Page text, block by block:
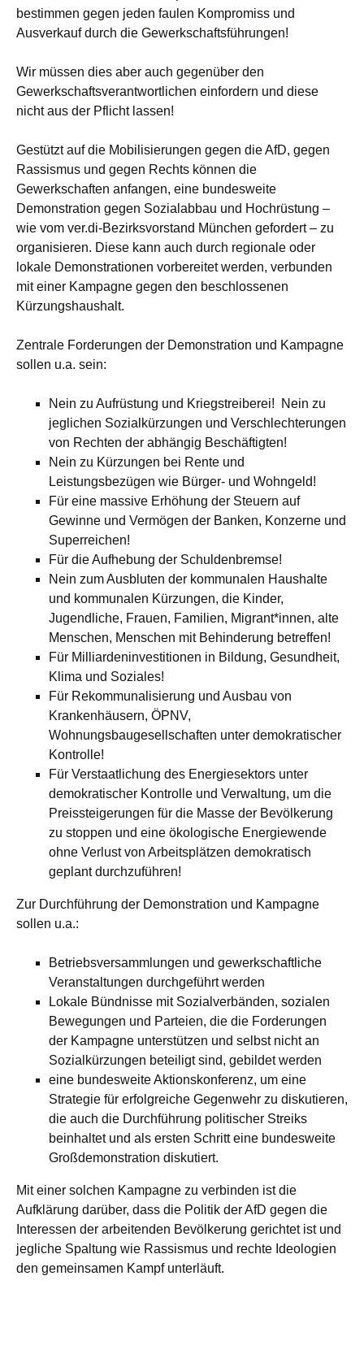
bestimmen gegen jeden faulen Kompromiss und
Ausverkauf durch die Gewerkschaftsführungen!
Wir müssen dies aber auch gegenüber den
Gewerkschaftsverantwortlichen einfordern und diese
nicht aus der Pflicht lassen!
Gestützt auf die Mobilisierungen gegen die AfD, gegen
Rassismus und gegen Rechts können die
Gewerkschaften anfangen, eine bundesweite
Demonstration gegen Sozialabbau und Hochrüstung –
wie vom ver.di-Bezirksvorstand München gefordert – zu
organisieren. Diese kann auch durch regionale oder
lokale Demonstrationen vorbereitet werden, verbunden
mit einer Kampagne gegen den beschlossenen
Kürzungshaushalt.
Zentrale Forderungen der Demonstration und Kampagne
sollen u.a. sein:
Nein zu Aufrüstung und Kriegstreiberei! Nein zu
jeglichen Sozialkürzungen und Verschlechterungen
von Rechten der abhängig Beschäftigten!
Nein zu Kürzungen bei Rente und
Leistungsbezügen wie Bürger- und Wohngeld!
Für eine massive Erhöhung der Steuern auf
Gewinne und Vermögen der Banken, Konzerne und
Superreichen!
Für die Aufhebung der Schuldenbremse!
Nein zum Ausbluten der kommunalen Haushalte
und kommunalen Kürzungen, die Kinder,
Jugendliche, Frauen, Familien, Migrant*innen, alte
Menschen, Menschen mit Behinderung betreffen!
Für Milliardeninvestitionen in Bildung, Gesundheit,
Klima und Soziales!
Für Rekommunalisierung und Ausbau von
Krankenhäusern, ÖPNV,
Wohnungsbaugesellschaften unter demokratischer
Kontrolle!
Für Verstaatlichung des Energiesektors unter
demokratischer Kontrolle und Verwaltung, um die
Preissteigerungen für die Masse der Bevölkerung
zu stoppen und eine ökologische Energiewende
ohne Verlust von Arbeitsplätzen demokratisch
geplant durchzuführen!
Zur Durchführung der Demonstration und Kampagne
sollen u.a.:
Betriebsversammlungen und gewerkschaftliche
Veranstaltungen durchgeführt werden
Lokale Bündnisse mit Sozialverbänden, sozialen
Bewegungen und Parteien, die die Forderungen
der Kampagne unterstützen und selbst nicht an
Sozialkürzungen beteiligt sind, gebildet werden
eine bundesweite Aktionskonferenz, um eine
Strategie für erfolgreiche Gegenwehr zu diskutieren,
die auch die Durchführung politischer Streiks
beinhaltet und als ersten Schritt eine bundesweite
Großdemonstration diskutiert.
Mit einer solchen Kampagne zu verbinden ist die
Aufklärung darüber, dass die Politik der AfD gegen die
Interessen der arbeitenden Bevölkerung gerichtet ist und
jegliche Spaltung wie Rassismus und rechte Ideologien
den gemeinsamen Kampf unterläuft.